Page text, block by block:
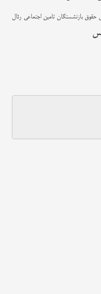
حقوق بازنشستگان تامین اجتماعی رئال